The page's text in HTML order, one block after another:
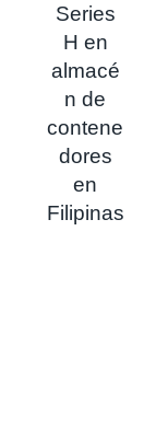
Series
H en
almacé
n de
contene
dores
en
Filipinas